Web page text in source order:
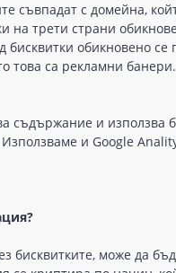
съвпадат с домейна,
на трети страни
обикновено се
това са рекламни банери.
съдържание и
Използваме и Google
бисквиткитe, мoжe дa